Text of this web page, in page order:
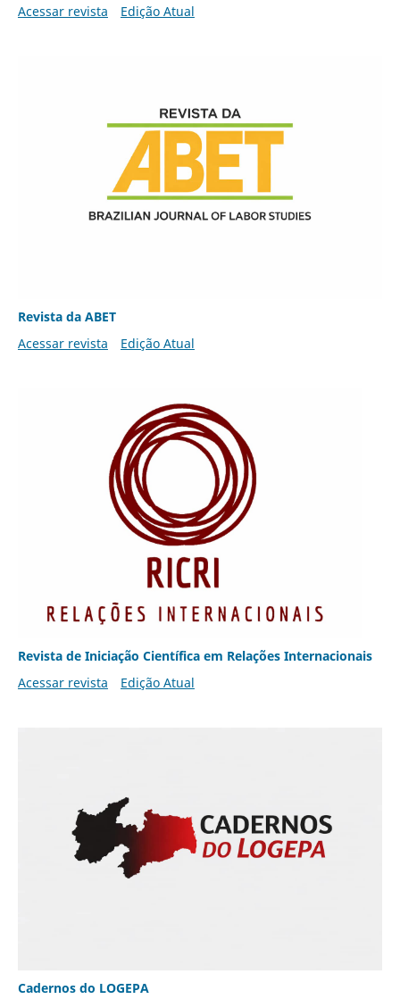
Acessar revista Edição Atual
Revista da ABET
Acessar revista
Edição Atual
Revista de Iniciação Científica em Relações Internacionais
Acessar revista
Edição Atual
Cadernos do LOGEPA